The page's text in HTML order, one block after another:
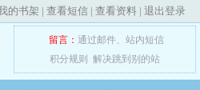
的书架 | 查看短信 | 查看资料 | 退出登录
留言： 通过邮件、 站内短信
积分规则
解决跳到别的站